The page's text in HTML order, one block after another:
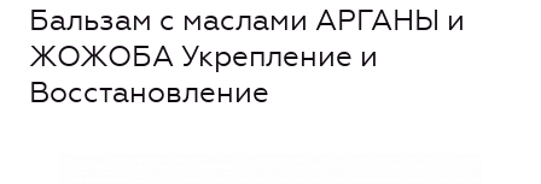
Бальзам с маслами АРГАНЫ и
ЖОЖОБА Укрепление и
Восстановление